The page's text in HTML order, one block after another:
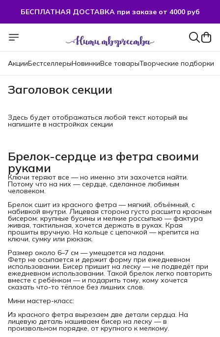
БЕСПЛАТНАЯ ДОСТАВКА при заказе от 4000 руб
АкцииБестселлерыНовинкиВсе товарыТворческие подборки
Заголовок секции
Здесь будет отображаться любой текст который вы
напишите в настройках секции
Брелок-сердце из фетра своими
руками
Ключи теряют все — но именно эти захочется найти.
Потому что на них — сердце, сделанное любимым
человеком.
Брелок сшит из красного фетра — мягкий, объёмный, с
набивкой внутри. Лицевая сторона густо расшита красным
бисером: крупные бусины и мелкие россыпью — фактура
живая, тактильная, хочется держать в руках. Края
прошиты вручную. На кольце с цепочкой — крепится на
ключи, сумку или рюкзак.
Размер около 6–7 см — умещается на ладони.
Фетр не осыпается и держит форму при ежедневном
использовании. Бисер пришит на леску — не подведёт при
ежедневном использовании. Такой брелок легко повторить
вместе с ребёнком — и подарить тому, кому хочется
сказать что-то тёплое без лишних слов.
Мини мастер-класс:
Из красного фетра вырезаем две детали сердца. На
лицевую деталь нашиваем бисер на леску — в
произвольном порядке, от крупного к мелкому.